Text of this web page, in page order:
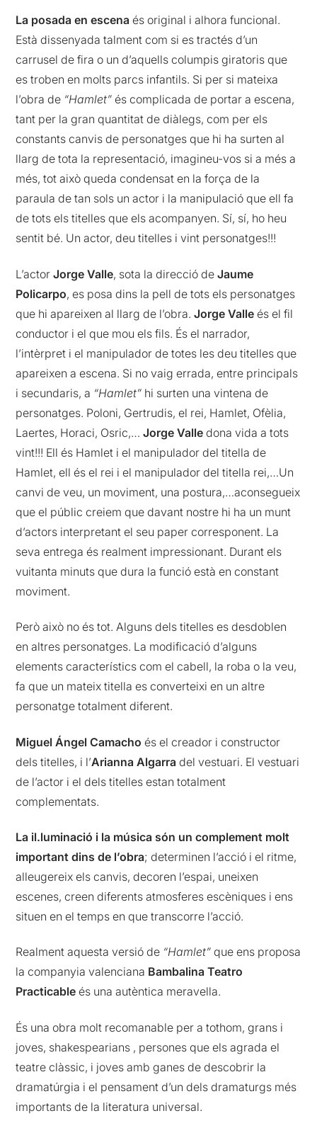
La posada en escena és original i alhora funcional.
Està dissenyada talment com si es tractés d’un
carrusel de fira o un d’aquells columpis giratoris que
es troben en molts parcs infantils. Si per si mateixa
l’obra de “Hamlet” és complicada de portar a escena,
tant per la gran quantitat de diàlegs, com per els
constants canvis de personatges que hi ha surten al
llarg de tota la representació, imagineu-vos si a més a
més, tot això queda condensat en la força de la
paraula de tan sols un actor i la manipulació que ell fa
de tots els titelles que els acompanyen. Sí, sí, ho heu
sentit bé. Un actor, deu titelles i vint personatges!!!
L’actorJorge Valle, sota la direcció deJaume
Policarpo, es posa dins la pell de tots els personatges
que hi apareixen al llarg de l’obra.Jorge Valle és el fil
conductor i el que mou els fils. És el narrador,
l’intèrpret i el manipulador de totes les deu titelles que
apareixen a escena. Si no vaig errada, entre principals
i secundaris, a “Hamlet” hi surten una vintena de
personatges. Poloni, Gertrudis, el rei, Hamlet, Ofèlia,
Laertes, Horaci, Osric,…Jorge Valle dona vida a tots
vint!!! Ell és Hamlet i el manipulador del titella de
Hamlet, ell és el rei i el manipulador del titella rei,…Un
canvi de veu, un moviment, una postura,…aconsegueix
que el públic creiem que davant nostre hi ha un munt
d’actors interpretant el seu paper corresponent. La
seva entrega és realment impressionant. Durant els
vuitanta minuts que dura la funció està en constant
moviment.
Però això no és tot. Alguns dels titelles es desdoblen
en altres personatges. La modificació d’alguns
elements característics com el cabell, la roba o la veu,
fa que un mateix titella es converteixi en un altre
personatge totalment diferent.
Miguel Ángel Camacho és el creador i constructor
dels titelles, i l’Arianna Algarra del vestuari. El vestuari
de l’actor i el dels titelles estan totalment
complementats.
La il.luminació i la música són un complement molt
important dins de l’obra; determinen l’acció i el ritme,
alleugereix els canvis, decoren l’espai, uneixen
escenes, creen diferents atmosferes escèniques i ens
situen en el temps en que transcorre l’acció.
Realment aquesta versió de “Hamlet” que ens proposa
la companyia valenciana Bambalina Teatro
Practicable és una autèntica meravella.
És una obra molt recomanable per a tothom, grans i
joves, shakespearians , persones que els agrada el
teatre clàssic, i joves amb ganes de descobrir la
dramatúrgia i el pensament d’un dels dramaturgs més
importants de la literatura universal.